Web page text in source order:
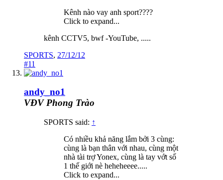
Kênh nào vay anh sport????
Click to expand...
kênh CCTV5, bwf -YouTube, .....
SPORTS, 27/12/12
#11
andy_no1
VĐV Phong Trào
SPORTS said: ↑
Có nhiều khả năng lắm bởi 3 cùng:
cùng là bạn thân với nhau, cùng một
nhà tài trợ Yonex, cùng là tay vớt số
1 thế giới nè heheheeee.....
Click to expand...